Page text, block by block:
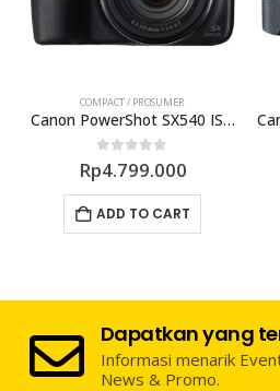
COMPACT / PROSUMER
Canon PowerShot SX540 IS Compact Pocket Camera
out of 5
Rp4.799.000
ADD TO CART
Dapatkan yang
Informasi menarik
News & Promo.